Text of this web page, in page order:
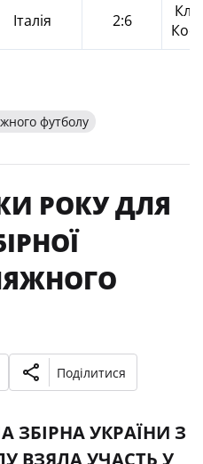
Італія 2:6
футболу
РОКУ ДЛЯ
Поділитися
ЗБІРНА УКРАЇНИ З
ВЗЯЛА УЧАСТЬ У